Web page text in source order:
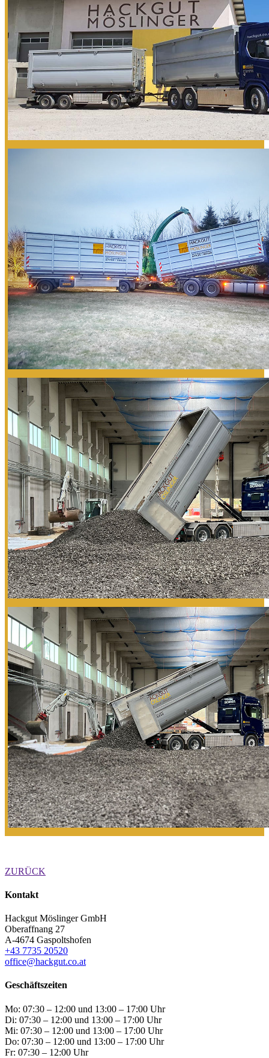
ZURÜCK
Kontakt
Hackgut Möslinger GmbH
Oberaffnang 27
A-4674 Gaspoltshofen
+43 7735 20520
office@hackgut.co.at
Geschäftszeiten
Mo: 07:30 – 12:00 und 13:00 – 17:00 Uhr
Di: 07:30 – 12:00 und 13:00 – 17:00 Uhr
Mi: 07:30 – 12:00 und 13:00 – 17:00 Uhr
Do: 07:30 – 12:00 und 13:00 – 17:00 Uhr
Fr: 07:30 – 12:00 Uhr